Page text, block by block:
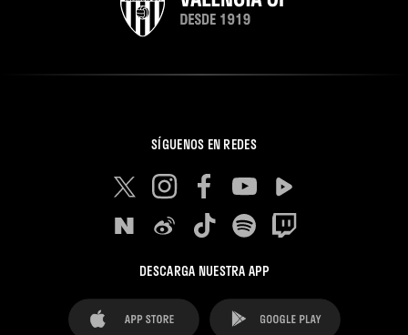
SÍGUENOS EN REDES
DESCARGA NUESTRA APP